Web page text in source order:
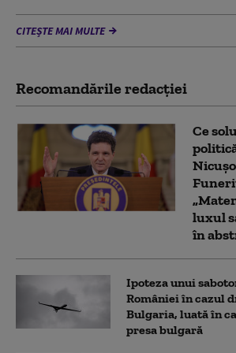
CITEȘTE MAI MULTE
Recomandările redacţiei
Ce
luxul
în
Ipoteza unui
României în cazul
Bulgaria, luată în
presa bulgară